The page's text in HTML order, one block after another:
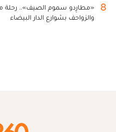
8
«مطارِدو سموم الصيف».. رحلة
والزواحف بشوارع الدار البيضاء